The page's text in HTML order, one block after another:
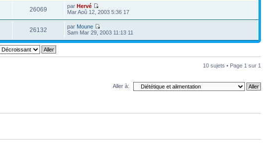
26069 parHervé
Mar Aoû 12, 2003 5:36 17
26132 par Moune
Sam Mar 29, 2003 11:13 11
10 sujets • Page 1 sur 1
Aller à: